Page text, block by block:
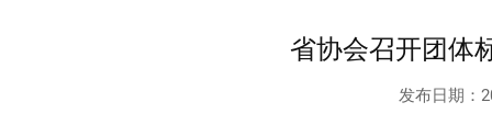
省协会召开团体
发布日期：